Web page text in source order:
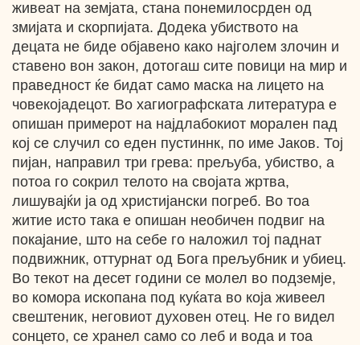
живеат на земјата, стана понемилосрден од
змијата и скорпијата. Додека убиството на
децата не биде објавено како најголем злочин и
ставено вон закон, дотогаш сите повици на мир и
праведност ќе бидат само маска на лицето на
човекојадецот. Во хагиографската литература е
опишан примерот на најдлабокиот морален пад
кој се случил со еден пустиннк, по име Јаков. Тој
пијан, направил три грева: прељуба, убиство, а
потоа го сокрил телото на својата жртва,
лишувајќи ја од христијански погреб. Во тоа
житие исто така е опишан необичен подвиг на
покајание, што на себе го наложил тој паднат
подвижник, оттурнат од Бога прељубник и убиец.
Во текот на десет години се молел во подземје,
во комора ископана под куќата во која живеел
свештеник, неговиот духовен отец. Не го видел
сонцето, се хранел само со леб и вода и тоа